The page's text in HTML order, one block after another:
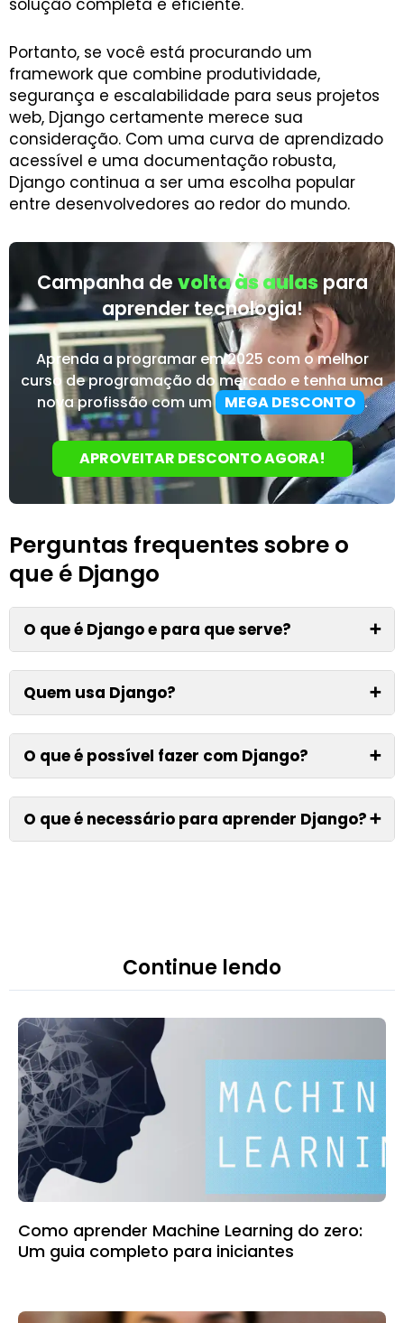
Portanto, se você está procurando um
framework que combine produtividade,
segurança e escalabilidade para seus projetos
web, Django certamente merece sua
consideração. Com uma curva de aprendizado
acessível e uma documentação robusta,
Django continua a ser uma escolha popular
entre desenvolvedores ao redor do mundo.
Campanha de volta às aulaspara
aprender tecnologia!
Aprenda a programar em 2025 com o melhor
curso de programação do mercado e tenha uma
nova profissão com um MEGA DESCONTO .
APROVEITAR DESCONTO AGORA!
Perguntas frequentes sobre o
que é Django
O que é Django e para que serve? ➕
Quem usa Django? ➕
O que é possível fazer com Django? ➕
O que é necessário para aprender Django?➕
Continue lendo
Como aprender Machine Learning do zero:
Um guia completo para iniciantes